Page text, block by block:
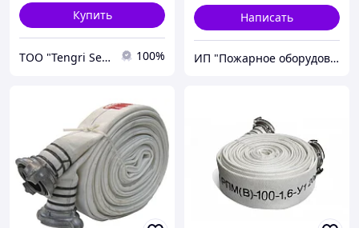
Купить
ТОО "Tengri Service Group" 100%
Написать
ИП "Пожарное оборудование"